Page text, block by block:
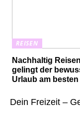
REISEN
Nachhaltig
gelingt der
Urlaub am besten
Dein Freizeit –